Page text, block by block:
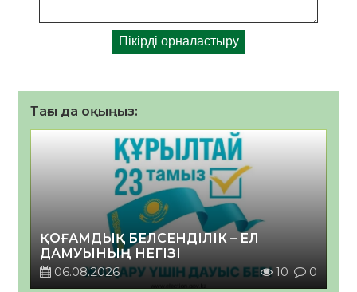
Тағы да оқыңыз:
ҚОҒАМДЫҚ БЕЛСЕНДІЛІК – ЕЛ
ДАМУЫНЫҢ НЕГІЗІ
06.08.2026
10 0